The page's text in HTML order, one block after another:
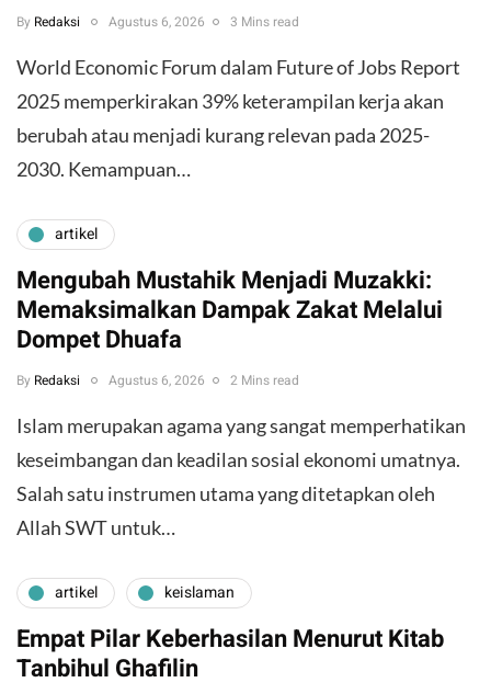
By Redaksi Agustus 6, 2026 3 Mins read
World Economic Forum dalam Future of Jobs Report
2025 memperkirakan 39% keterampilan kerja akan
berubah atau menjadi kurang relevan pada 2025-
2030. Kemampuan…
artikel
Mengubah Mustahik Menjadi Muzakki:
Memaksimalkan Dampak Zakat Melalui
Dompet Dhuafa
By Redaksi Agustus 6, 2026 2 Mins read
Islam merupakan agama yang sangat memperhatikan
keseimbangan dan keadilan sosial ekonomi umatnya.
Salah satu instrumen utama yang ditetapkan oleh
Allah SWT untuk…
artikel keislaman
Empat Pilar Keberhasilan Menurut Kitab
Tanbihul Ghafilin